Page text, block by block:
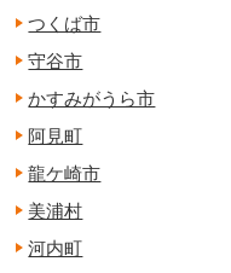
つくば市
守谷市
かすみがうら市
阿見町
龍ケ崎市
美浦村
河内町